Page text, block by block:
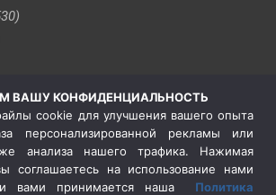
(3)
(3)
(404)
ВАШУ КОНФИДЕНЦИАЛЬНОСТЬ
cookie для улучшения вашего опыта
персонализированной рекламы или
анализа нашего трафика. Нажимая
соглашаетесь на использование нами
вами принимается наша Политика